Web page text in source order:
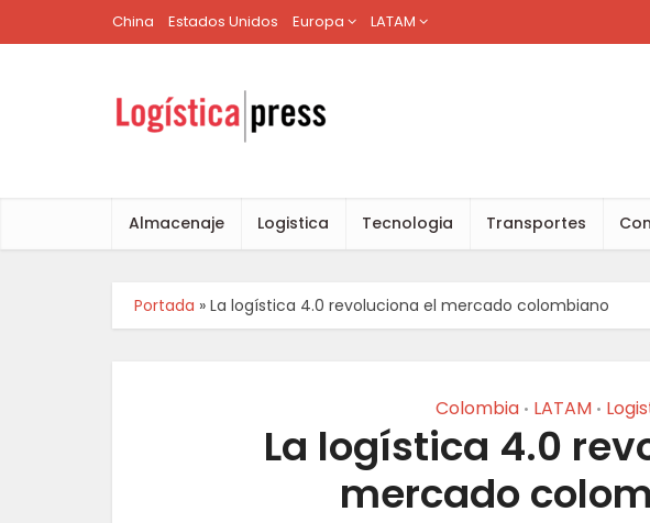
China Estados Unidos Europa LATAM
Almacenaje Logistica Tecnologia Transportes
Portada » La logística 4.0 revoluciona el mercado colombiano
Colombia • LATAM •
La logística 4.0
mercado